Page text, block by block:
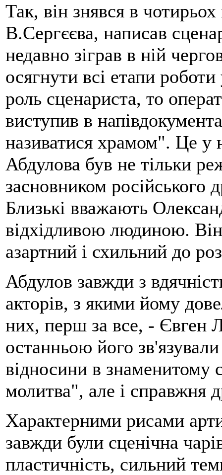
Так, він знявся в
В.Сергєєва, написав
недавно зіграв в ній
осягнути всі етапи
роль сценариста, то
виступив в
називатися храмом". Це у
Абдулова був не тільки
засновником російського
Близькі вважають
відхідливою людиною.
азартний і схильний до
Абдулов завжди з
акторів, з якими йому
них, перш за все, - Євген
останньою його
відносини в знаменитому
молитва", але і справжня
Характерними рисами
завжди були сценічна
пластичність, сильний